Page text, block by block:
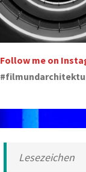
Follow me on
Lesezeichen